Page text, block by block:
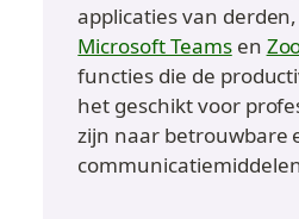
applicaties van
Microsoft Teams en
functies die de
het geschikt voor
zijn naar betrouwbare